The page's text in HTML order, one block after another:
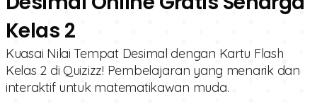
Kelas 2
Kuasai Nilai Tempat Desimal dengan Kartu Flash
Kelas 2 di Quizizz! Pembelajaran yang menarik dan
interaktif untuk matematikawan muda.